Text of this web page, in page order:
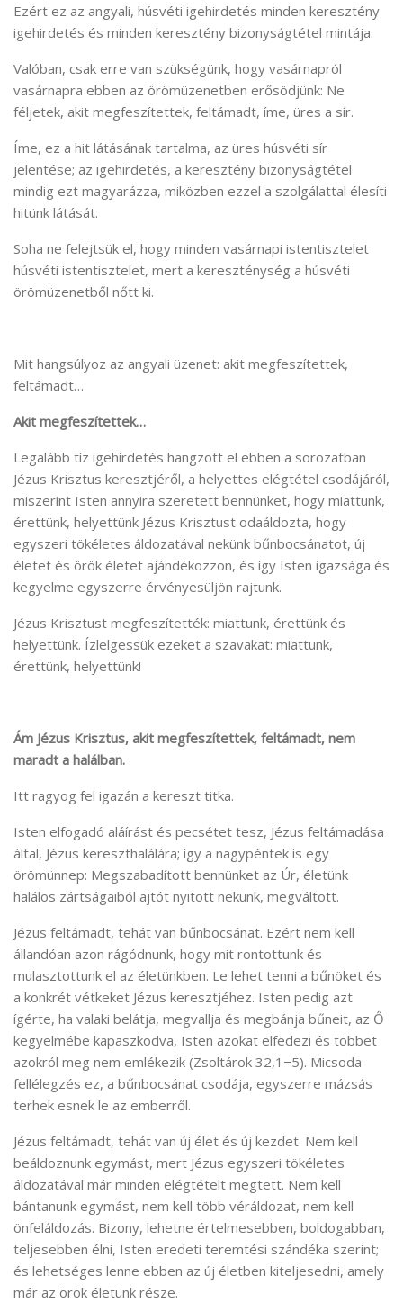
Ezért ez az angyali, húsvéti igehirdetés minden keresztény
igehirdetés és minden keresztény bizonyságtétel mintája.
Valóban, csak erre van szükségünk, hogy vasárnapról
vasárnapra ebben az örömüzenetben erősödjünk: Ne
féljetek, akit megfeszítettek, feltámadt, íme, üres a sír.
Íme, ez a hit látásának tartalma, az üres húsvéti sír
jelentése; az igehirdetés, a keresztény bizonyságtétel
mindig ezt magyarázza, miközben ezzel a szolgálattal élesíti
hitünk látását.
Soha ne felejtsük el, hogy minden vasárnapi istentisztelet
húsvéti istentisztelet, mert a kereszténység a húsvéti
örömüzenetből nőtt ki.
Mit hangsúlyoz az angyali üzenet: akit megfeszítettek,
feltámadt…
Akit megfeszítettek…
Legalább tíz igehirdetés hangzott el ebben a sorozatban
Jézus Krisztus keresztjéről, a helyettes elégtétel csodájáról,
miszerint Isten annyira szeretett bennünket, hogy miattunk,
érettünk, helyettünk Jézus Krisztust odaáldozta, hogy
egyszeri tökéletes áldozatával nekünk bűnbocsánatot, új
életet és örök életet ajándékozzon, és így Isten igazsága és
kegyelme egyszerre érvényesüljön rajtunk.
Jézus Krisztust megfeszítették: miattunk, érettünk és
helyettünk. Ízlelgessük ezeket a szavakat: miattunk,
érettünk, helyettünk!
Ám Jézus Krisztus, akit megfeszítettek, feltámadt, nem
maradt a halálban.
Itt ragyog fel igazán a kereszt titka.
Isten elfogadó aláírást és pecsétet tesz, Jézus feltámadása
által, Jézus kereszthalálára; így a nagypéntek is egy
örömünnep: Megszabadított bennünket az Úr, életünk
halálos zártságaiból ajtót nyitott nekünk, megváltott.
Jézus feltámadt, tehát van bűnbocsánat. Ezért nem kell
állandóan azon rágódnunk, hogy mit rontottunk és
mulasztottunk el az életünkben. Le lehet tenni a bűnöket és
a konkrét vétkeket Jézus keresztjéhez. Isten pedig azt
ígérte, ha valaki belátja, megvallja és megbánja bűneit, az Ő
kegyelmébe kapaszkodva, Isten azokat elfedezi és többet
azokról meg nem emlékezik (Zsoltárok 32,1−5). Micsoda
fellélegzés ez, a bűnbocsánat csodája, egyszerre mázsás
terhek esnek le az emberről.
Jézus feltámadt, tehát van új élet és új kezdet. Nem kell
beáldoznunk egymást, mert Jézus egyszeri tökéletes
áldozatával már minden elégtételt megtett. Nem kell
bántanunk egymást, nem kell több véráldozat, nem kell
önfeláldozás. Bizony, lehetne értelmesebben, boldogabban,
teljesebben élni, Isten eredeti teremtési szándéka szerint;
és lehetséges lenne ebben az új életben kiteljesedni, amely
már az örök életünk része.